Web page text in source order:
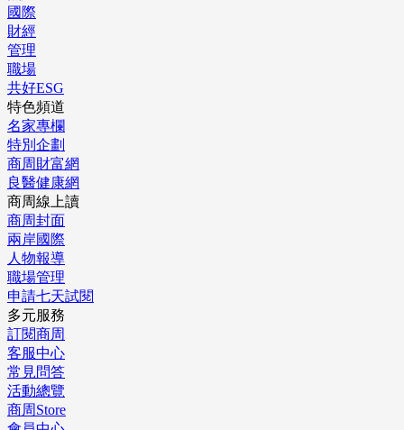
國際
財經
管理
職場
共好ESG
特色頻道
名家專欄
特別企劃
商周財富網
良醫健康網
商周線上讀
商周封面
兩岸國際
人物報導
職場管理
申請七天試閱
多元服務
訂閱商周
客服中心
常見問答
活動總覽
商周Store